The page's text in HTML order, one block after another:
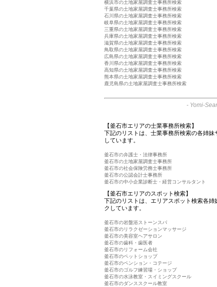
横浜市の土地家屋調査士事務所検索
千葉県の土地家屋調査士事務所検索
石川県の土地家屋調査士事務所検索
岐阜県の土地家屋調査士事務所検索
三重県の土地家屋調査士事務所検索
兵庫県の土地家屋調査士事務所検索
滋賀県の土地家屋調査士事務所検索
鳥取県の土地家屋調査士事務所検索
広島県の土地家屋調査士事務所検索
香川県の土地家屋調査士事務所検索
高知県の土地家屋調査士事務所検索
熊本県の土地家屋調査士事務所検索
鹿児島県の土地家屋調査士事務所検索
- Yomi-
【釜石市エリアの士業事務所検索】
下記のリストは、士業事務所検索の各姉
しています。
釜石市の弁護士・法律事務所
釜石市の土地家屋調査士事務所
釜石市の社会保険労務士事務所
釜石市の公認会計士事務所
釜石市の中小企業診断士・経営コンサルタント
【釜石市エリアのスポット検索】
下記のリストは、エリアスポット検索各
クしています。
釜石市の岩盤浴ストーンスパ
釜石市のリラクゼーションマッサージ
釜石市の美容室ヘアサロン
釜石市の歯科・歯医者
釜石市のリフォーム会社
釜石市のペットショップ
釜石市のペンション・コテージ
釜石市のゴルフ練習場・ショップ
釜石市の水泳教室・スイミングスクール
釜石市のダンススクール教室